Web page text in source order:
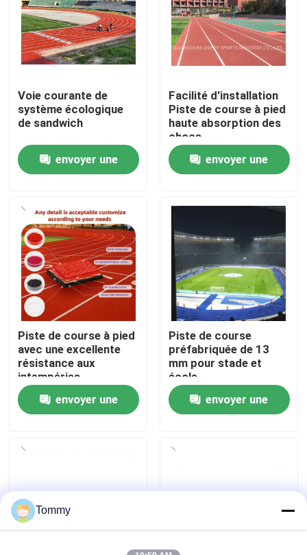
Accueil
Vidéos
À propos de nous
Visite de l'usine
Contrôle de qualité
Nous contacter
Cas
Voie courante de
système écologique
de sandwich
envoyer une
Facilité d'installation
Piste de course à pied
haute absorption des
chocs
envoyer une
Piste de course à pied
avec une excellente
résistance aux
intempéries
envoyer une
Piste de course
préfabriquée de 13
mm pour stade et
école
envoyer une
Tommy